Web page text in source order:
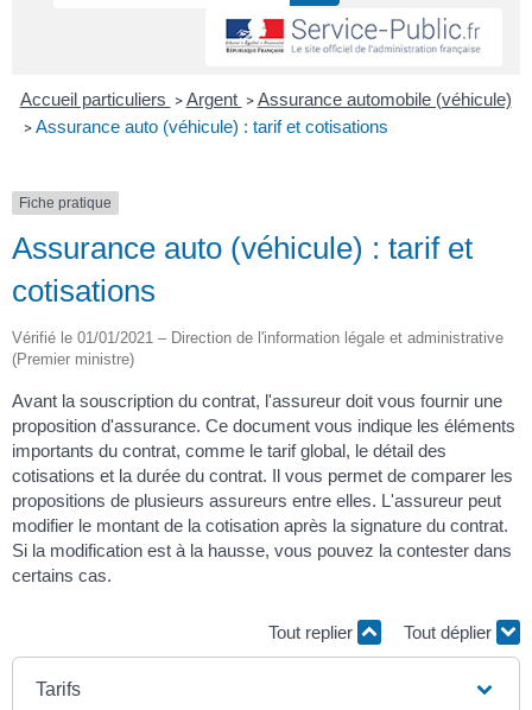
Accueil particuliers > Argent > Assurance automobile (véhicule)
> Assurance auto (véhicule) : tarif et cotisations
Fiche pratique
Assurance auto (véhicule) : tarif et
cotisations
Vérifié le 01/01/2021 – Direction de l'information légale et administrative
(Premier ministre)
Avant la souscription du contrat, l'assureur doit vous fournir une
proposition d'assurance. Ce document vous indique les éléments
importants du contrat, comme le tarif global, le détail des
cotisations et la durée du contrat. Il vous permet de comparer les
propositions de plusieurs assureurs entre elles. L'assureur peut
modifier le montant de la cotisation après la signature du contrat.
Si la modification est à la hausse, vous pouvez la contester dans
certains cas.
Tout replier Tout déplier
Tarifs